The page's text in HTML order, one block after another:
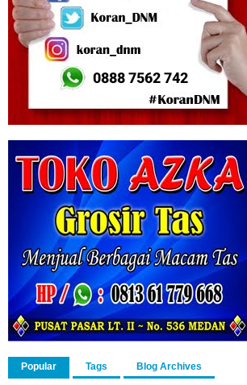
Popular Tags Blog Archives